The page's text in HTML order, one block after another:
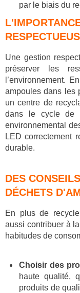
par le biais du
Une gestion
préserver les
l’environnement.
ampoules dans les
un centre de
dans le cycle de
environnemental
LED correctement
durable.
DES
DÉCHETS
En plus de
aussi contribuer à
habitudes de
Choisir des
haute qualité,
produits de